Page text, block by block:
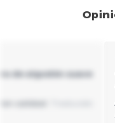
de algodón suave